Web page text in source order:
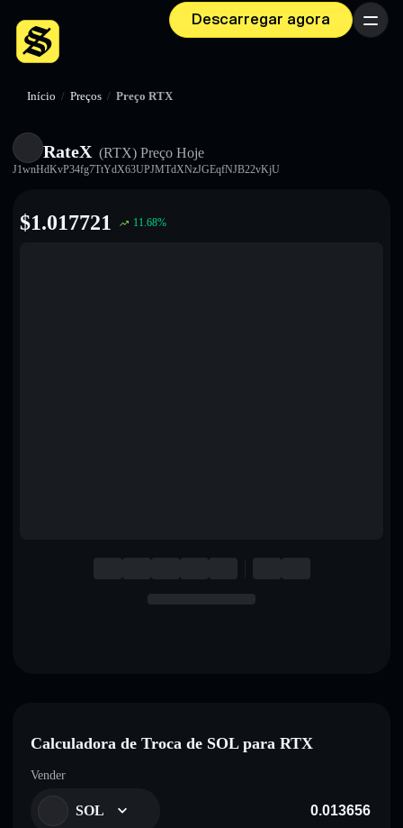
Descarregar agora Menu
Início / Preços / Preço RTX
RateX (RTX) Preço Hoje
J1wnHdKvP34fg7TtYdX63UPJMTdXNzJGEqfNJB22vKjU
$1.017721 11.68%
Calculadora de Troca de SOL para RTX
Vender
SOL